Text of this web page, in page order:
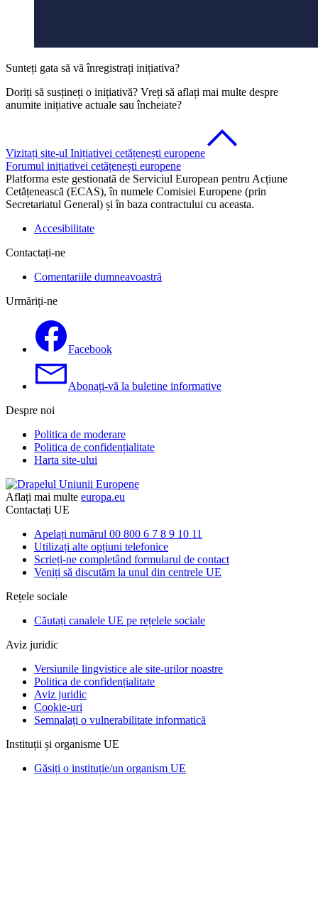
Sunteți gata să vă înregistrați inițiativa?
Doriți să susțineți o inițiativă? Vreți să aflați mai multe despre
anumite inițiative actuale sau încheiate?
Vizitați site-ul Inițiativei cetățenești europene
Forumul inițiativei cetățenești europene
Platforma este gestionată de Serviciul European pentru Acțiune
Cetățenească (ECAS), în numele Comisiei Europene (prin
Secretariatul General) și în baza contractului cu aceasta.
Accesibilitate
Contactați-ne
Comentariile dumneavoastră
Urmăriți-ne
Facebook
Abonați-vă la buletine informative
Despre noi
Politica de moderare
Politica de confidențialitate
Harta site-ului
Aflați mai multe europa.eu
Contactați UE
Apelați numărul 00 800 6 7 8 9 10 11
Utilizați alte opțiuni telefonice
Scrieți-ne completând formularul de contact
Veniți să discutăm la unul din centrele UE
Rețele sociale
Căutați canalele UE pe rețelele sociale
Aviz juridic
Versiunile lingvistice ale site-urilor noastre
Politica de confidențialitate
Aviz juridic
Cookie-uri
Semnalați o vulnerabilitate informatică
Instituții și organisme UE
Găsiți o instituție/un organism UE